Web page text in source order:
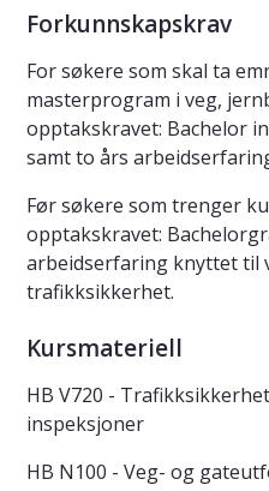
Forkunnskapskrav
For søkere som skal ta
masterprogram i veg,
opptakskravet: Bachelor
samt to års
Før søkere som trenger
opptakskravet:
arbeidserfaring knyttet til
trafikksikkerhet.
Kursmateriell
HB V720 -
inspeksjoner
HB N100 - Veg- og